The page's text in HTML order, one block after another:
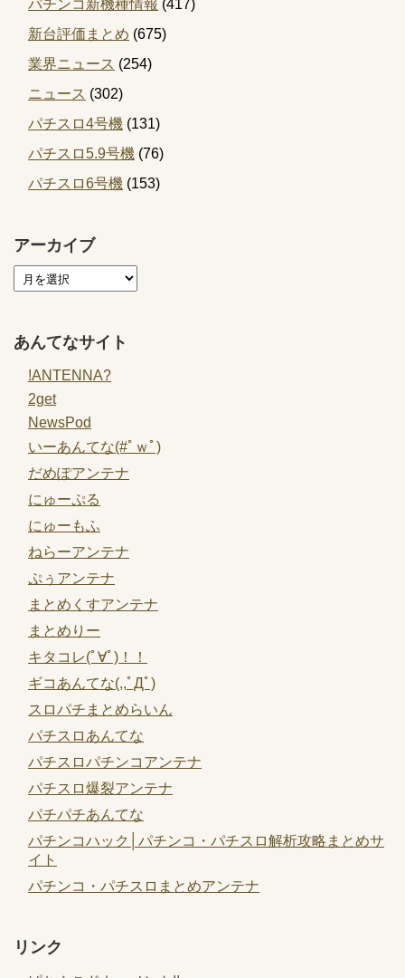
パチンコ新機種情報 (417)
新台評価まとめ (675)
業界ニュース (254)
ニュース (302)
パチスロ4号機 (131)
パチスロ5.9号機 (76)
パチスロ6号機 (153)
アーカイブ
あんてなサイト
!ANTENNA?
2get
NewsPod
いーあんてな(#ﾟｗﾟ)
だめぽアンテナ
にゅーぷる
にゅーもふ
ねらーアンテナ
ぷぅアンテナ
まとめくすアンテナ
まとめりー
キタコレ(ﾟ∀ﾟ)！！
ギコあんてな(,,ﾟДﾟ)
スロパチまとめらいん
パチスロあんてな
パチスロパチンコアンテナ
パチスロ爆裂アンテナ
パチパチあんてな
パチンコハック│パチンコ・パチスロ解析攻略まとめサ
イト
パチンコ・パチスロまとめアンテナ
リンク